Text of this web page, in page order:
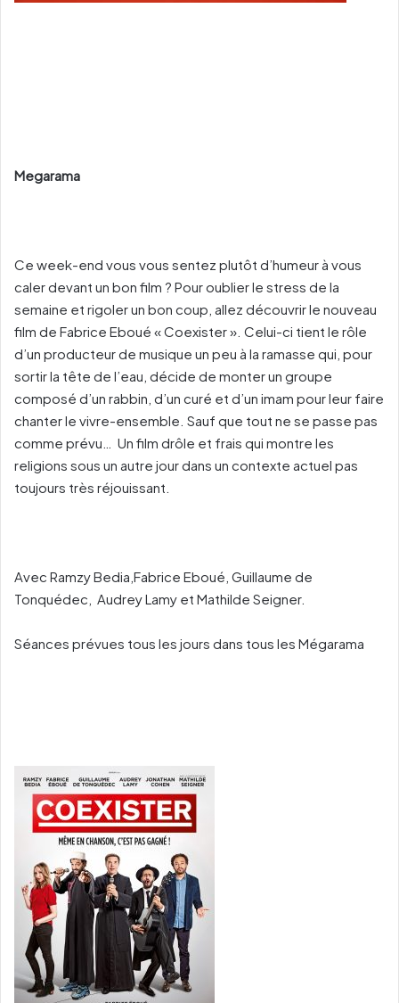
Megarama
Ce week-end vous vous sentez plutôt d’humeur à vous
caler devant un bon film ? Pour oublier le stress de la
semaine et rigoler un bon coup, allez découvrir le nouveau
film de Fabrice Eboué « Coexister ». Celui-ci tient le rôle
d’un producteur de musique un peu à la ramasse qui, pour
sortir la tête de l’eau, décide de monter un groupe
composé d’un rabbin, d’un curé et d’un imam pour leur faire
chanter le vivre-ensemble. Sauf que tout ne se passe pas
comme prévu… Un film drôle et frais qui montre les
religions sous un autre jour dans un contexte actuel pas
toujours très réjouissant.
Avec Ramzy Bedia,Fabrice Eboué, Guillaume de
Tonquédec, Audrey Lamy et Mathilde Seigner.
Séances prévues tous les jours dans tous les Mégarama